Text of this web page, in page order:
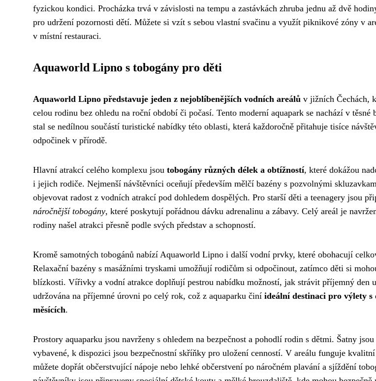
fyzickou kondici. Procházka trvá v závislosti na tempu a zastávkách zhruba jednu až dvě
pro udržení pozornosti dětí. Můžete si vzít s sebou vlastní svačinu a využít piknikové zóny v
v místní restauraci.
Aquaworld Lipno s tobogány pro děti
Aquaworld Lipno představuje jeden z nejoblíbenějších vodních areálů v jižních Čechách,
celou rodinu bez ohledu na roční období či počasí. Tento moderní aquapark se nachází v
stal se nedílnou součástí turistické nabídky této oblasti, která každoročně přitahuje tisíce
odpočinek v přírodě.
Hlavní atrakcí celého komplexu jsou tobogány různých délek a obtížností, které dokážou
i jejich rodiče. Nejmenší návštěvníci oceňují především mělčí bazény s pozvolnými
objevovat radost z vodních atrakcí pod dohledem dospělých. Pro starší děti a teenagery jsou
náročnější tobogány, které poskytují pořádnou dávku adrenalinu a zábavy. Celý areál je
rodiny našel atrakci přesně podle svých představ a schopností.
Kromě samotných tobogánů nabízí Aquaworld Lipno i další vodní prvky, které obohacují
Relaxační bazény s masážními tryskami umožňují rodičům si odpočinout, zatímco děti si
blízkosti. Vířivky a vodní atrakce doplňují pestrou nabídku možností, jak strávit příjemný den
udržována na příjemné úrovni po celý rok, což z aquaparku činí ideální destinaci pro výlety
měsících.
Prostory aquaparku jsou navrženy s ohledem na bezpečnost a pohodlí rodin s dětmi. Šatny
vybavené, k dispozici jsou bezpečnostní skříňky pro uložení cenností. V areálu funguje
můžete dopřát občerstvující nápoje nebo lehké občerstvení po náročném plavání a sjíždění